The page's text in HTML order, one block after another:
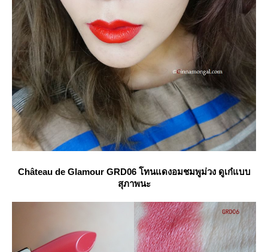
Château de Glamour GRD06 โทนแดงอมชมพูม่วง ดูเก๋แบบ
สุภาพนะ